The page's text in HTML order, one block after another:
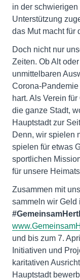
in der
Unterstützung
das Mut macht für
Doch nicht nur
Zeiten. Ob Alt
unmittelbaren
Corona-
hart. Als Verein
die ganze Stadt,
Hauptstadt zur
Denn, wir spielen
spielen für etwas
sportlichen
für unsere
Zusammen mit
sammeln wir Geld
und bis zum 7.
Initiativen und
karitativen
Hauptstadt